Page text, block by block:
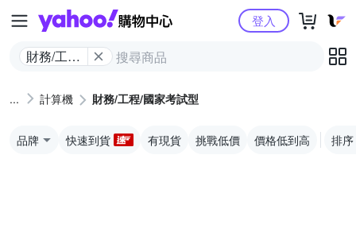
Yahoo購物中心
財務/工程/
型
登入
計算機 財務/工程/國家考試型
品牌 快速到貨 有現貨 挑戰低價 價格低到高 排序